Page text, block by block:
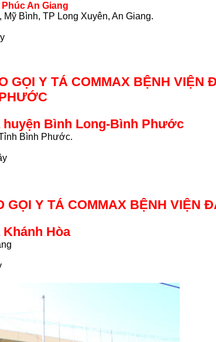
An Giang
Bình, TP Long Xuyên, An Giang.
GỌI Y TÁ COMMAX BỆNH VIỆN
Bình Long-Bình Phước
Bình Phước.
GỌI Y TÁ COMMAX BỆNH VIỆN
Hòa